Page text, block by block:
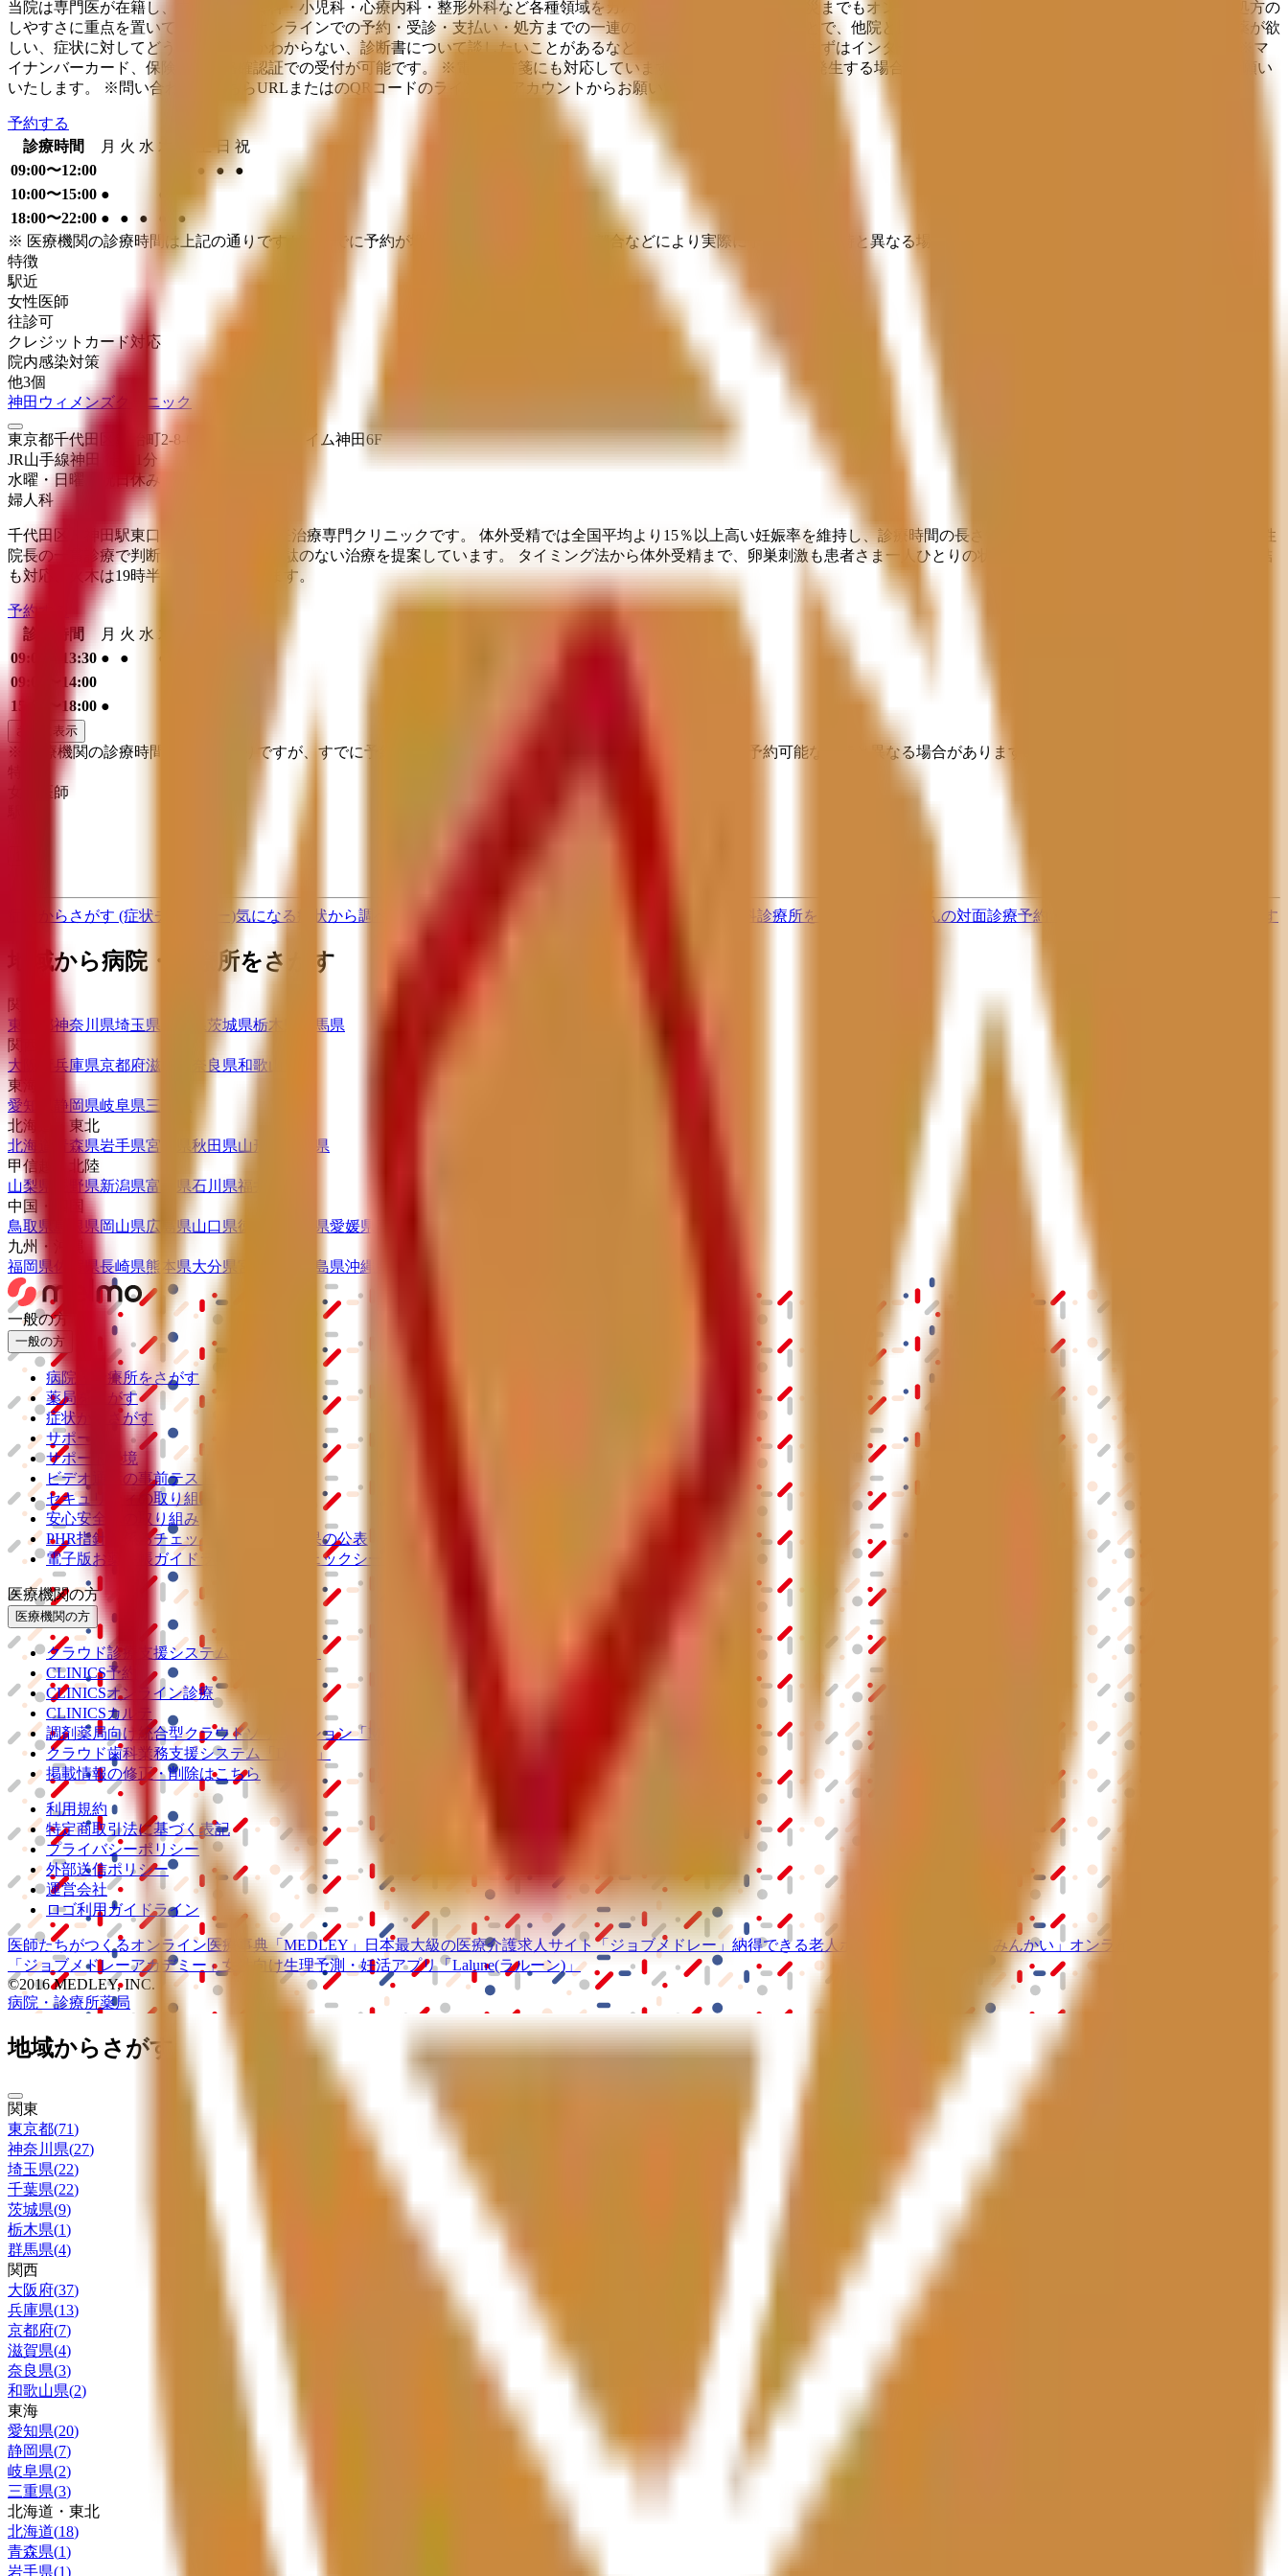
当院は専門医が在籍し、内科から皮膚科・小児科・心療内科・整形外科など各種領域をカバーし、更に交通事故、労災までもオンライン・対面・訪問診療で対応可能です。受診・処方の
しやすさに重点を置いているため、オンラインでの予約・受診・支払い・処方までの一連の流れをスムーズに行うことで、他院と比較しても割安な料金体系となっています。処方薬が欲
しい、症状に対してどうすればよいかわからない、診断書について談したいことがあるなど何でも構いませんので、まずはインターネット、電話での連絡をお待ちしております。 ※マ
イナンバーカード、保険証、資格確認証での受付が可能です。 ※電子処方箋にも対応しています。 ※キャンセル料が発生する場合があるので、当日キャンセルの場合はお電話をお願い
いたします。 ※問い合わせはこちらURLまたはのQRコードのライン公式アカウントからお願いいたします。↑
予約する
診療時間
月 火 水 日 祝
09:00〜12:00
● ●
●
10:00〜15:00 ●
18:00〜22:00 ● ● ●
●
※ 医療機関の診療時間は上記の通りですが、すでに予約が埋まっている場合や病院の都合などにより実際に予約可能な日時と異なる場合がありますのでご了承ください
特徴
駅近
女性医師
往診可
クレジットカード対応
院内感染対策
他3個
神田ウィメンズクリニック
東京都千代田区鍛冶町2-8-6 メディカルプライム神田6F
JR山手線神田
分
水曜・日曜・祝日休み
婦人科
千代田区・神田駅東口から徒歩1分の不妊治療専門クリニックです。 体外受精では全国平均より15％以上高い妊娠率を維持し、診療時間の長さではなく「治療期間の短縮」を重視。女性
院長の一貫診療で判断のブレを防ぎ、無駄のない治療を提案しています。 タイミング法から体外受精まで、卵巣刺激も患者さま一人ひとりの状態に適した幅広い方法が可能。 卵子凍結
も対応、火木は19時半まで診療しています。
予約する
診療時間
月 火 水
09:00〜13:30 ● ●
09:00〜14:00
15:00〜18:00 ●
さらに表示
※ 医療機関の診療時間は上記の通りですが、すでに予約が埋まっている場合や病院の都合などにより実際に予約可能な日時と異なる場合がありますのでご了承ください
特徴
女性医師
症状からさがす (症状チェッカー)気になる症状から調べ、結果をもとに適切な病院・診療所を提案します 歯科診療所をさがす 歯医者さんの対面診療予約・オンライン診療予約ができます
地域から病院・診療所をさがす
関東
東京都 神奈川県埼玉県 茨城県栃木県
群馬県
関西
大阪府
兵庫県京都府滋賀県 奈良県和歌山県
東海
愛知県
静岡県岐阜県三重県
北海道・東北
北海道
青森県岩手県宮城県 秋田県山形県
福島県
甲信越・北陸
山梨県
長野県新潟県富山県石川県福井県
中国・四国
鳥取県
島根県岡山県広島県山口県徳島県 香川県愛媛県
九州・沖縄
福岡県佐賀県長崎県熊本県大分県 鹿児島県沖縄県
一般の方
一般の方
病院・診療所をさがす
薬局をさがす
症状からさがす
サポート
サポート環境
ビデオ通話の事前テスト
セキュリティの取り組み
安心安全への取り組み
PHR指針に係るチェックシート確認結果の公表
電子版お薬手帳ガイドラインに係るチェックシート確認結果の公表
医療機関の方
医療機関の方
クラウド診療 支援システム
CLINICS予約
CLINICSオンライン診療
CLINICSカルテ
調剤薬局向け統合型クラウドソリューション「MEDIXS」
クラウド歯科業務支援システム
「Dentis」
掲載情報の修正・削除はこちら
利用規約
特定商取引法に基づく表記
プライバシーポリシー
外部送信ポリシー
運営会社
ロゴ利用ガイドライン
医師たちがつくるオンライン医療事典「MEDLEY」 日本最大級の医療介護求人サイト 「ジョブメドレー」 納得できる老人ホーム紹介サービス 「みんかい」 オンライン
「ジョブメドレーアカデミー」 女性向け生理予測・妊活アプリ「Lalune(ラルーン)」
©2016 MEDLEY, INC.
病院・診療所薬局
地域からさがす
関東
東京都(71)
神奈川県(27)
埼玉県(22)
千葉県(22)
茨城県(9)
栃木県(1)
群馬県(4)
関西
大阪府(37)
兵庫県(13)
京都府(7)
滋賀県(4)
奈良県(3)
和歌山県(2)
東海
愛知県(20)
静岡県(7)
岐阜県(2)
三重県(3)
北海道・東北
北海道(18)
青森県(1)
岩手県(1)